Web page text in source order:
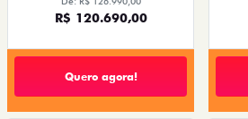
R$ 120.690,00
Quero agora!